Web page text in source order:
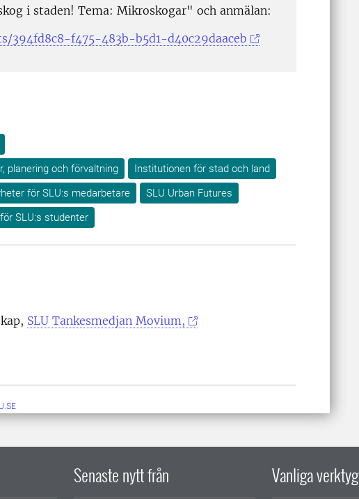
i staden! Tema: Mikroskogar" och anmälan:
394fd8c8-f475-483b-b5d1-d40c29daaceb
planering och förvaltning
Institutionen för stad och land
för SLU:s medarbetare
SLU Urban Futures
SLU:s studenter
SLU Tankesmedjan Movium,
Senaste nytt från Vanliga verktyg